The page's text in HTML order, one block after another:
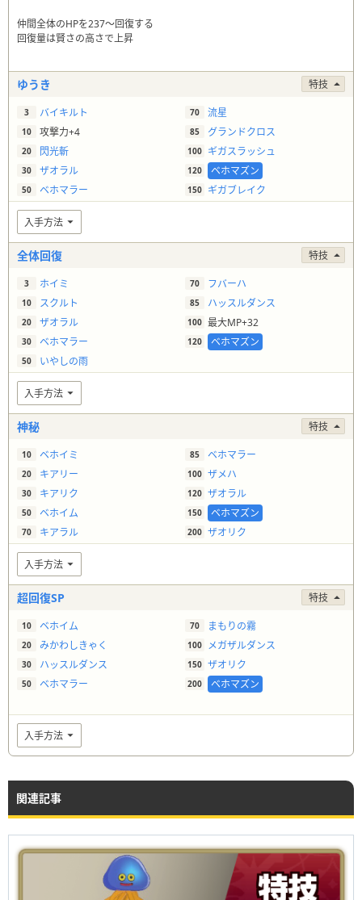
仲間全体のHPを237〜回復する
回復量は賢さの高さで上昇
ゆうき 特技
3 バイキルト
10 攻撃力+4
20 閃光斬
30 ザオラル
50 ベホマラー
70 流星
85 グランドクロス
100 ギガスラッシュ
120 ベホマズン
150 ギガブレイク
入手方法
全体回復 特技
3 ホイミ
10 スクルト
20 ザオラル
30 ベホマラー
50 いやしの雨
70 フバーハ
85 ハッスルダンス
100 最大MP+32
120 ベホマズン
入手方法
神秘 特技
10 ベホイミ
20 キアリー
30 キアリク
50 ベホイム
70 キアラル
85 ベホマラー
100 ザメハ
120 ザオラル
150 ベホマズン
200 ザオリク
入手方法
超回復SP 特技
10 ベホイム
20 みかわしきゃく
30 ハッスルダンス
50 ベホマラー
70 まもりの霧
100 メガザルダンス
150 ザオリク
200 ベホマズン
入手方法
関連記事